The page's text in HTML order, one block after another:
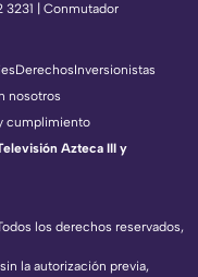
3231 | Conmutador
los derechos reservados,
la autorización previa,
DerechosInversionistas
nosotros
cumplimiento
Azteca III y